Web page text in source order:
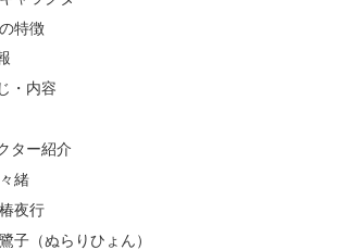
特徴
・内容
ター紹介
緒
夜行
子（ぬらりひょん）